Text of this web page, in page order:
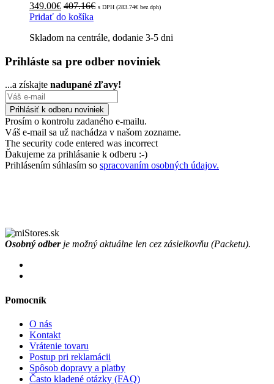
349.00€ 407.16€ s DPH (283.74€ bez dph)
Pridať do košíka
Skladom na centrále, dodanie 3-5 dni
Prihláste sa pre odber noviniek
...a získajte nadupané zľavy!
Prosím o kontrolu zadaného e-mailu.
Váš e-mail sa už nachádza v našom zozname.
The security code entered was incorrect
Ďakujeme za prihlásanie k odberu :-)
Prihlásením súhlasím so spracovaním osobných údajov.
Osobný odberje možný aktuálne len cez zásielkovňu (Packetu).
Pomocník
O nás
Kontakt
Vrátenie tovaru
Postup pri reklamácii
Spôsob dopravy a platby
Často kladené otázky (FAQ)